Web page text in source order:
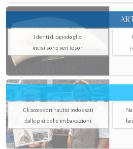
I denti di capodoglio
incisi sono veri tesori
i
Gli accessori nautici indossati
dalle più belle imbarcazioni